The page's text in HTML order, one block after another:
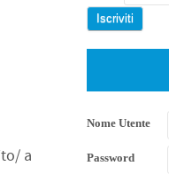
a
Nome Utente
Password